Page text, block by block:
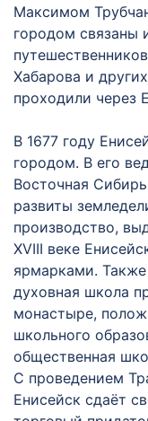
Максимом
городом связаны
Хабарова и
проходили через
В 1677 году
городом. В его
Восточная
развиты
производство,
ХVIII веке
ярмарками.
духовная школа
монастыре,
школьного
общественная
С проведением
Енисейск сдаёт